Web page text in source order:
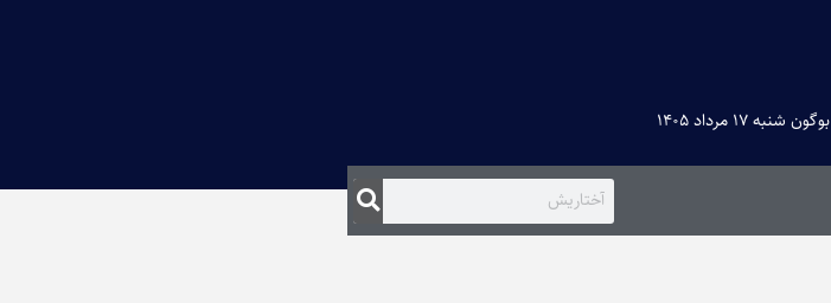
بوگون شنبه ۱۷ مرداد ۱۴۰۵